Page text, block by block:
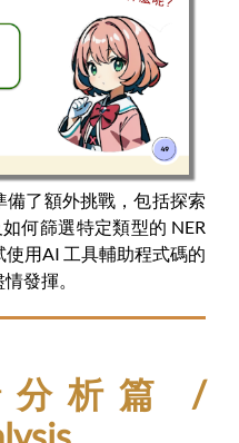
了額外挑戰，包括探索
何篩選特定類型的 NER
用AI 工具輔助程式碼的
發揮。
分析篇 /